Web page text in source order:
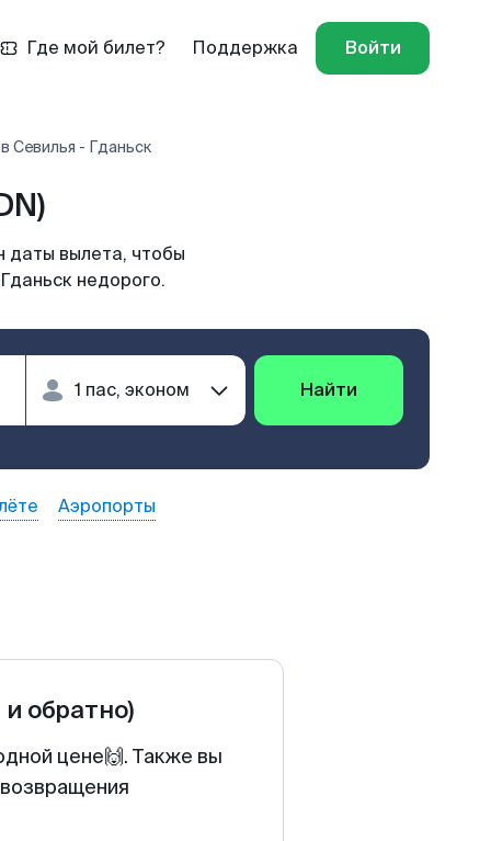
Где мой билет? Поддержка Войти
Севилья - Гданьск
даты вылета, чтобы
недорого.
Найти
Аэропорты
и обратно)
цене🙌. Также вы